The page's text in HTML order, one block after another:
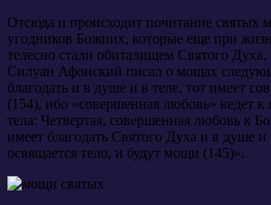
Отсюда и происходит почитание святых
угодников Божиих, которые еще при
телесно стали обиталищем Святого
Силуан Афонский писал о мощах
благодать и в душе и в теле, тот имеет
(154), ибо «совершенная любовь» ведет
тела: Четвертая, совершенная любовь к
имеет благодать Святого Духа и в душе и
освящается тело, и будут мощи (145)».